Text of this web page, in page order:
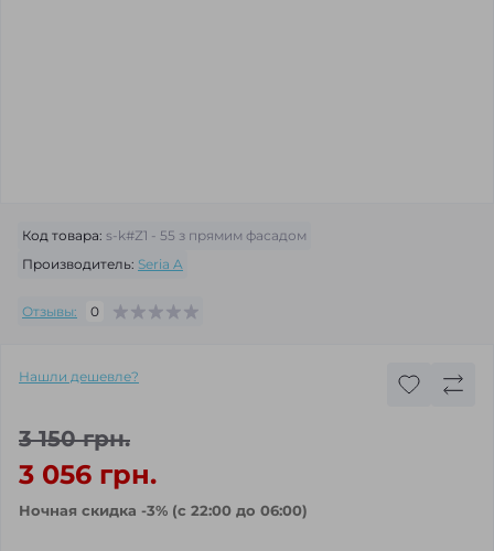
Код товара: s-k#Z1 - 55 з прямим фасадом
Производитель: Seria A
Отзывы: 0
Нашли дешевле?
3 150 грн.
3 056 грн.
Ночная скидка -3% (с 22:00 до 06:00)